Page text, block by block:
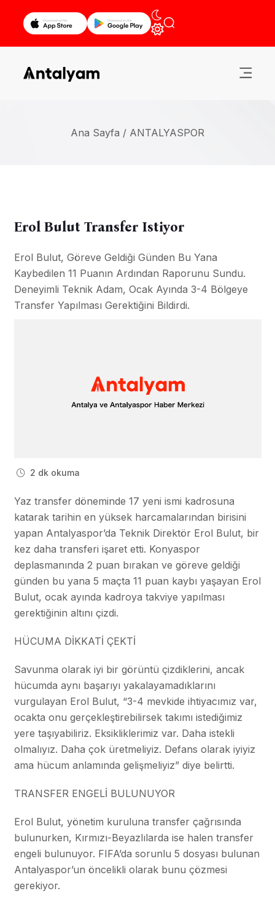
Ana Sayfa / ANTALYASPOR
Erol Bulut Transfer Istiyor
Erol Bulut, Göreve Geldiği Günden Bu Yana
Kaybedilen 11 Puanın Ardından Raporunu Sundu.
Deneyimli Teknik Adam, Ocak Ayında 3-4 Bölgeye
Transfer Yapılması Gerektiğini Bildirdi.
2 dk okuma
Yaz transfer döneminde 17 yeni ismi kadrosuna
katarak tarihin en yüksek harcamalarından birisini
yapan Antalyaspor’da Teknik Direktör Erol Bulut, bir
kez daha transferi işaret etti. Konyaspor
deplasmanında 2 puan bırakan ve göreve geldiği
günden bu yana 5 maçta 11 puan kaybı yaşayan Erol
Bulut, ocak ayında kadroya takviye yapılması
gerektiğinin altını çizdi.
HÜCUMA DİKKATİ ÇEKTİ
Savunma olarak iyi bir görüntü çizdiklerini, ancak
hücumda aynı başarıyı yakalayamadıklarını
vurgulayan Erol Bulut, “3-4 mevkide ihtiyacımız var,
ocakta onu gerçekleştirebilirsek takımı istediğimiz
yere taşıyabiliriz. Eksikliklerimiz var. Daha istekli
olmalıyız. Daha çok üretmeliyiz. Defans olarak iyiyiz
ama hücum anlamında gelişmeliyiz” diye belirtti.
TRANSFER ENGELİ BULUNUYOR
Erol Bulut, yönetim kuruluna transfer çağrısında
bulunurken, Kırmızı-Beyazlılarda ise halen transfer
engeli bulunuyor. FIFA’da sorunlu 5 dosyası bulunan
Antalyaspor’un öncelikli olarak bunu çözmesi
gerekiyor.